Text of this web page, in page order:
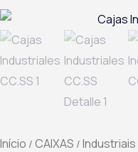
Início / CAIXAS / Industriais